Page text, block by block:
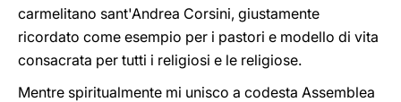
carmelitano sant'Andrea Corsini, giustamente
ricordato come esempio per i pastori e modello di vita
consacrata per tutti i religiosi e le religiose.
Mentre spiritualmente mi unisco a codesta Assemblea